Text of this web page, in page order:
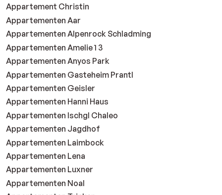
Appartement Christin
Appartementen Aar
Appartementen Alpenrock Schladming
Appartementen Amelie 1 3
Appartementen Anyos Park
Appartementen Gasteheim Prantl
Appartementen Geisler
Appartementen Hanni Haus
Appartementen Ischgl Chaleo
Appartementen Jagdhof
Appartementen Laimbock
Appartementen Lena
Appartementen Luxner
Appartementen Noal